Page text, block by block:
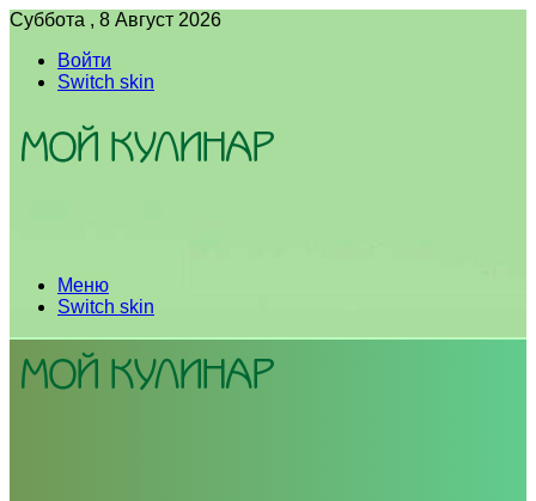
Суббота , 8 Август 2026
Войти
Switch skin
Меню
Switch skin